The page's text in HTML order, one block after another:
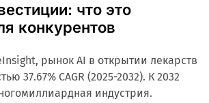
что это
конкурентов
рынок AI в открытии лекарств
37.67% CAGR (2025-2032). К 2032
индустрия.